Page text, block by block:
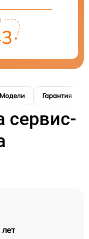
Модели Гарантия
сервис-